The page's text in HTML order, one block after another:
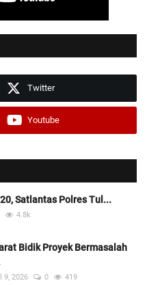
Twitter
Youtube
Satlantas Polres Tul...
4.8k
Bidik Proyek Bermasalah
9, 2026 0 419